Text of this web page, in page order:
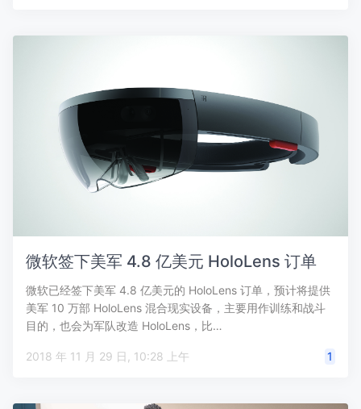
微软签下美军 4.8 亿美元 HoloLens 订单
微软已经签下美军 4.8 亿美元的 HoloLens 订单，预计将提供
美军 10 万部 HoloLens 混合现实设备，主要用作训练和战斗
目的，也会为军队改造 HoloLens，比…
2018 年 11 月 29 日, 10:28 上午 1